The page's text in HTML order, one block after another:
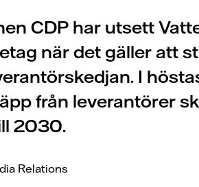
CDP har utsett
när det gäller att
I
från leverantörer
2030.
Relations